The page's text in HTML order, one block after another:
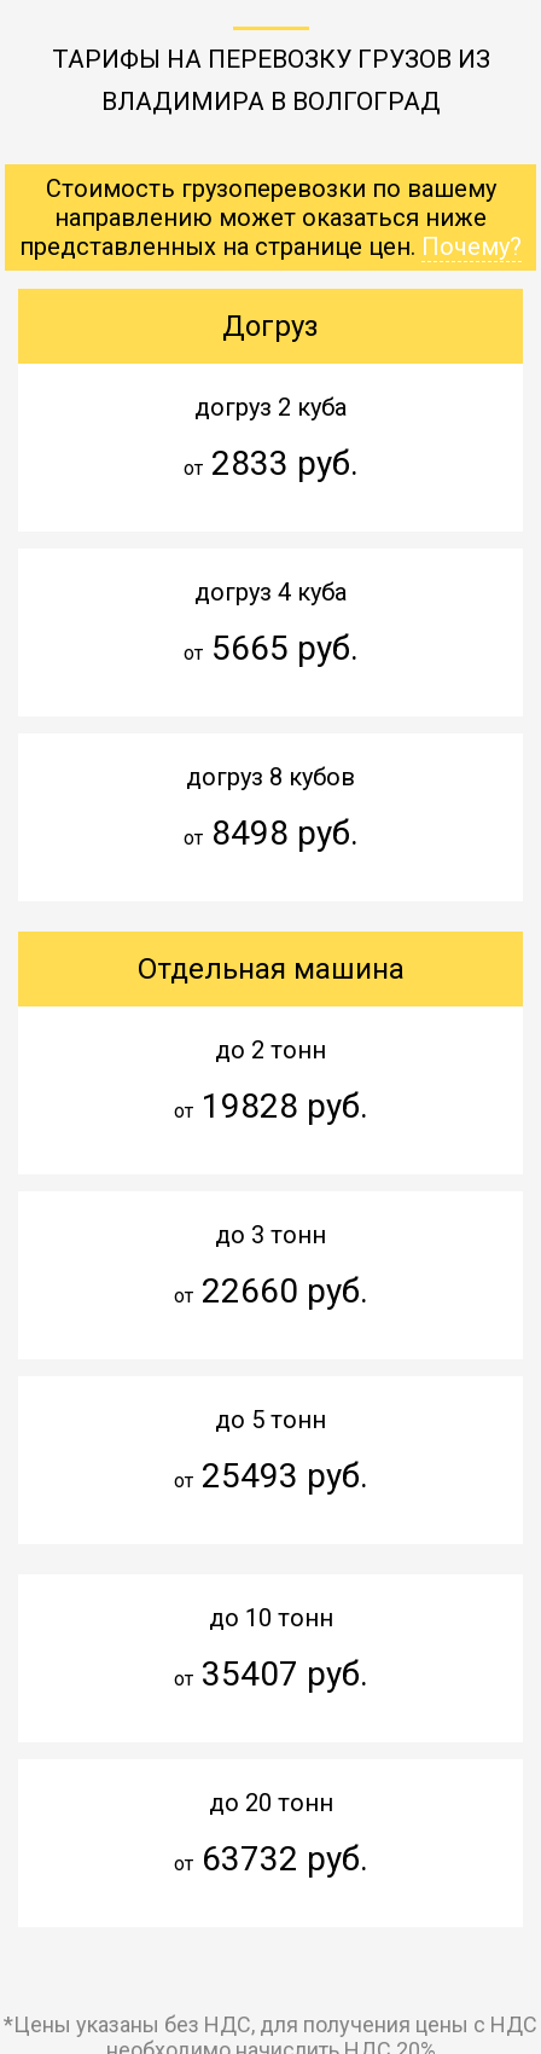
ТАРИФЫ НА ПЕРЕВОЗКУ ГРУЗОВ ИЗ
ВЛАДИМИРА В ВОЛГОГРАД
Стоимость грузоперевозки по вашему
направлению может оказаться ниже
представленных на странице цен. Почему?
Догруз
догруз 2 куба
от2833 руб.
догруз 4 куба
от5665 руб.
догруз 8 кубов
от8498 руб.
Отдельная машина
до 2 тонн
от19828 руб.
до 3 тонн
от22660 руб.
до 5 тонн
от25493 руб.
до 10 тонн
от35407 руб.
до 20 тонн
от63732 руб.
*Цены указаны без НДС, для получения цены с НДС